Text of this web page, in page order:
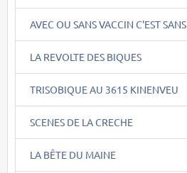
AVEC OU SANS VACCIN C'EST SANS
LA REVOLTE DES BIQUES
TRISOBIQUE AU 3615 KINENVEU
SCENES DE LA CRECHE
LA BÊTE DU MAINE